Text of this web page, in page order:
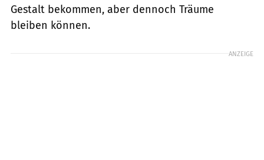
Gestalt bekommen, aber dennoch Träume
bleiben können.
ANZEIGE